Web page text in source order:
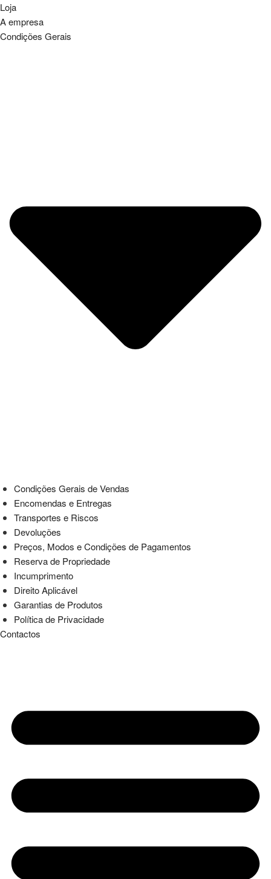
Loja
A empresa
Condições Gerais
Condições Gerais de Vendas
Encomendas e Entregas
Transportes e Riscos
Devoluções
Preços, Modos e Condições de Pagamentos
Reserva de Propriedade
Incumprimento
Direito Aplicável
Garantias de Produtos
Política de Privacidade
Contactos